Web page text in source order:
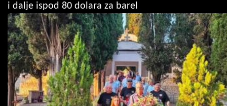
i dalje ispod 80 dolara za barel